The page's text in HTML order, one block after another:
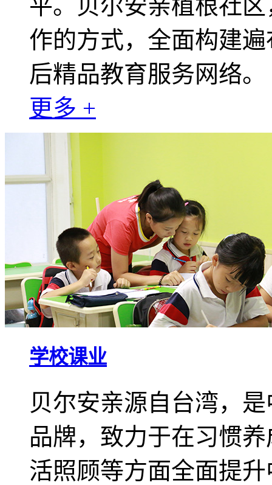
平。贝尔安亲植根社
作的方式，全面构建
后精品教育服务网络。
更多 +
学校课业
贝尔安亲源自台湾，
品牌，致力于在习惯
活照顾等方面全面提升